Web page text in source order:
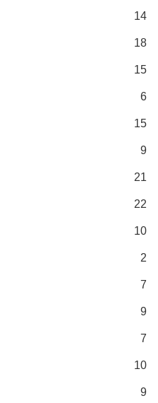
14
18
15
6
15
9
21
22
10
2
7
9
7
10
9